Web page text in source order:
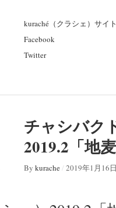
kuraché（クラシェ）サイ
Facebook
Twitter
チャシバク
2019.2「地
By kurache/ 2019年1月16